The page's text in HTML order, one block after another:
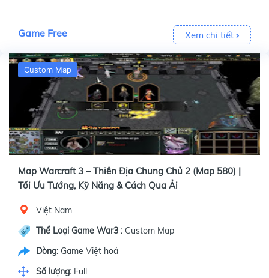
Game Free Xem chi tiết
Custom Map
Map Warcraft 3 – Thiên Địa Chung Chủ 2 (Map 580) |
Tối Ưu Tướng, Kỹ Năng & Cách Qua Ải
Việt Nam
Thể Loại Game War3 : Custom Map
Dòng: Game Việt hoá
Số lượng: Full